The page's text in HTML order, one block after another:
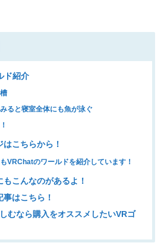
ド紹介
ると寝室全体にも魚が泳ぐ
こちらから！
VRChatのワールドを紹介しています！
こんなのがあるよ！
はこちら！
むなら購入をオススメしたいVRゴ